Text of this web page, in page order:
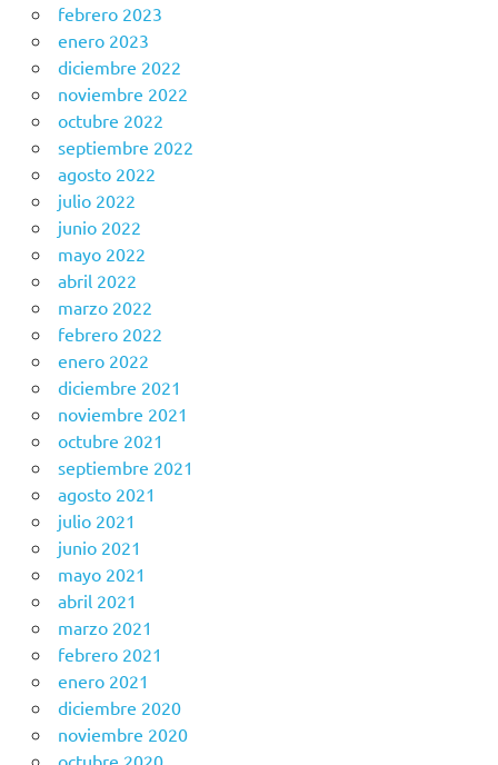
febrero 2023
enero 2023
diciembre 2022
noviembre 2022
octubre 2022
septiembre 2022
agosto 2022
julio 2022
junio 2022
mayo 2022
abril 2022
marzo 2022
febrero 2022
enero 2022
diciembre 2021
noviembre 2021
octubre 2021
septiembre 2021
agosto 2021
julio 2021
junio 2021
mayo 2021
abril 2021
marzo 2021
febrero 2021
enero 2021
diciembre 2020
noviembre 2020